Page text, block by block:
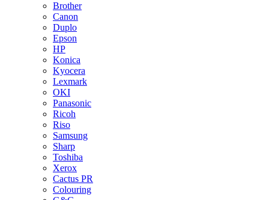
Brother
Canon
Duplo
Epson
HP
Konica
Kyocera
Lexmark
OKI
Panasonic
Ricoh
Riso
Samsung
Sharp
Toshiba
Xerox
Cactus PR
Colouring